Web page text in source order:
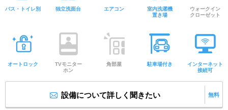
バス・トイレ別 独立洗面台 エアコン
室内洗濯機
置き場
ウォークイン
クローゼット
オートロック
TVモニター
ホン
角部屋 駐車場付き
インターネット
接続可
設備について詳しく聞きたい 無料